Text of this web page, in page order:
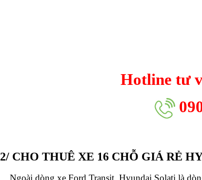
Hotline tư
2/ CHO THUÊ XE 16 CHỖ GIÁ RẺ